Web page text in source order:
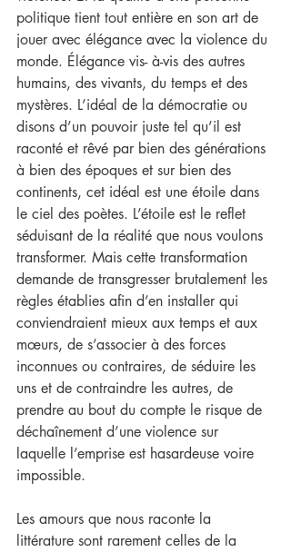
politique tient tout entière en son art de
jouer avec élégance avec la violence du
monde. Élégance vis- à-vis des autres
humains, des vivants, du temps et des
mystères. L’idéal de la démocratie ou
disons d’un pouvoir juste tel qu’il est
raconté et rêvé par bien des générations
à bien des époques et sur bien des
continents, cet idéal est une étoile dans
le ciel des poètes. L’étoile est le reflet
séduisant de la réalité que nous voulons
transformer. Mais cette transformation
demande de transgresser brutalement les
règles établies afin d’en installer qui
conviendraient mieux aux temps et aux
mœurs, de s’associer à des forces
inconnues ou contraires, de séduire les
uns et de contraindre les autres, de
prendre au bout du compte le risque de
déchaînement d’une violence sur
laquelle l’emprise est hasardeuse voire
impossible.
Les amours que nous raconte la
littérature sont rarement celles de la